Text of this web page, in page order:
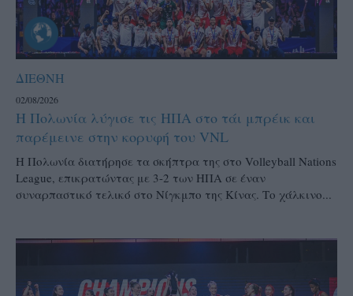
ΔΙΕΘΝΗ
02/08/2026
Η Πολωνία λύγισε τις ΗΠΑ στο τάι μπρέικ και
παρέμεινε στην κορυφή του VNL
Η Πολωνία διατήρησε τα σκήπτρα της στο Volleyball Nations
League, επικρατώντας με 3-2 των ΗΠΑ σε έναν
συναρπαστικό τελικό στο Νίγκμπο της Κίνας. Το χάλκινο...